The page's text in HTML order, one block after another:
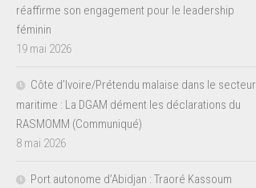
réaffirme son engagement pour le leadership
féminin
19 mai 2026
Côte d’Ivoire/Prétendu malaise dans le secteur
maritime : La DGAM dément les déclarations du
RASMOMM (Communiqué)
8 mai 2026
Port autonome d’Abidjan : Traoré Kassoum